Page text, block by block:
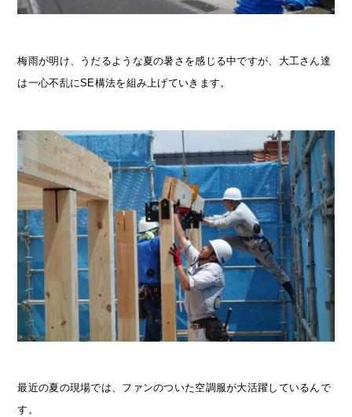
梅雨が明け、うだるような夏の暑さを感じる中ですが、大工さん達
は一心不乱にSE構法を組み上げていきます。
最近の夏の現場では、ファンのついた空調服が大活躍しているんで
す。